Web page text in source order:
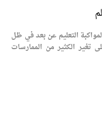
لمواكبة التعليم عن بعد في ظل
الكثير من الممارسات